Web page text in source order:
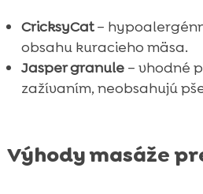
CricksyCat–
obsahu kuracieho mäsa.
Jasper granule– vhodné
zažívaním, neobsahujú
Výhody masáže